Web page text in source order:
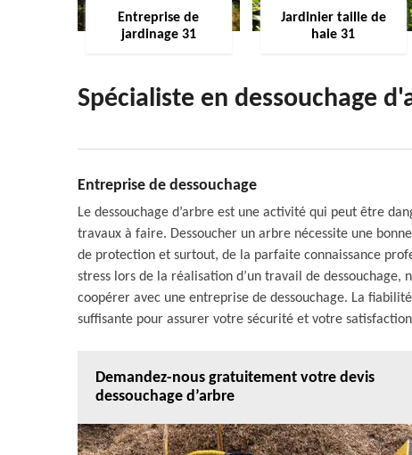
Entreprise de
jardinage 31
Jardinier taille de
haie 31
Spécialiste en dessouchage
Entreprise de dessouchage
Le dessouchage d’arbre est une activité qui peut être
travaux à faire. Dessoucher un arbre nécessite une
de protection et surtout, de la parfaite connaissance
stress lors de la réalisation d’un travail de dessouchage,
coopérer avec une entreprise de dessouchage. La
suffisante pour assurer votre sécurité et votre
Demandez-nous gratuitement votre devis
dessouchage d’arbre